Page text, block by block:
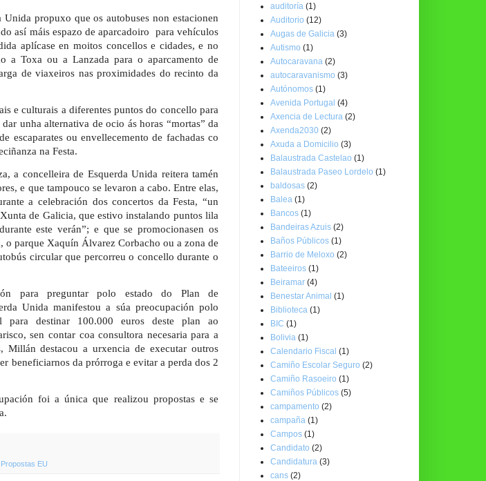
propuxo que os autobuses non estacionen
así máis espazo de aparcadoiro para vehículos
aplícase en moitos concellos e cidades, e no
a Toxa ou a Lanzada para o aparcamento de
de viaxeiros nas proximidades do recinto da
e culturais a diferentes puntos do concello para
unha alternativa de ocio ás horas “mortas” da
escaparates ou envellecemento de fachadas co
na Festa.
a concelleira de Esquerda Unida reitera tamén
e que tampouco se levaron a cabo. Entre elas,
a celebración dos concertos da Festa, “un
de Galicia, que estivo instalando puntos lila
este verán”; e que se promocionasen os
o parque Xaquín Álvarez Corbacho ou a zona de
circular que percorreu o concello durante o
para preguntar polo estado do Plan de
Unida manifestou a súa preocupación polo
para destinar 100.000 euros deste plan ao
sen contar coa consultora necesaria para a
Millán destacou a urxencia de executar outros
beneficiarnos da prórroga e evitar a perda dos 2
foi a única que realizou propostas e se
Propostas EU
auditoría (1)
Auditorio (12)
Augas de Galicia (3)
Autismo (1)
Autocaravana (2)
autocaravanismo (3)
Autónomos (1)
Avenida Portugal (4)
Axencia de Lectura (2)
Axenda2030 (2)
Axuda a Domicilio (3)
Balaustrada Castelao (1)
Balaustrada Paseo Lordelo (1)
baldosas (2)
Balea (1)
Bancos (1)
Bandeiras Azuis (2)
Baños Públicos (1)
Barrio de Meloxo (2)
Bateeiros (1)
Beiramar (4)
Benestar Animal (1)
Biblioteca (1)
BIC (1)
Bolivia (1)
Calendario Fiscal (1)
Camiño Escolar Seguro (2)
Camiño Rasoeiro (1)
Camiños Públicos (5)
campamento (2)
campaña (1)
Campos (1)
Candidato (2)
Candidatura (3)
cans (2)